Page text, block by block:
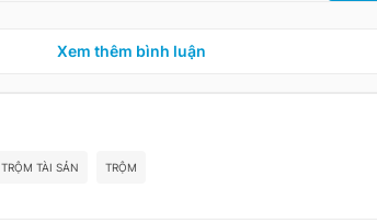
Xem thêm bình luận
TRỘM TÀI SẢN TRỘM